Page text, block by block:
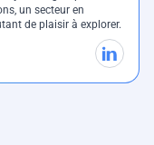
un secteur en
de plaisir à explorer.